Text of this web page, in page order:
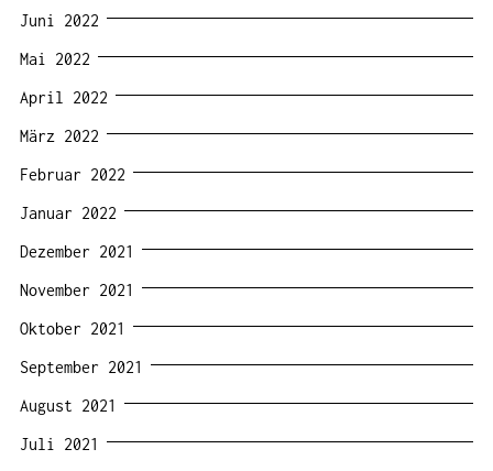
Juni 2022
Mai 2022
April 2022
März 2022
Februar 2022
Januar 2022
Dezember 2021
November 2021
Oktober 2021
September 2021
August 2021
Juli 2021